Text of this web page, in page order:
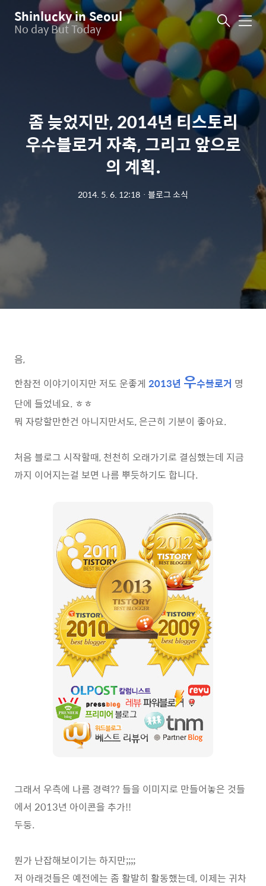
Shinlucky in Seoul
No day But Today 메
뉴
좀 늦었지만, 2014년 티스토리
우수블로거 자축, 그리고 앞으로
의 계획.
2014. 5. 6. 12:18 ㆍ 블로그 소식
음,
한참전 이야기이지만 저도 운좋게 2013년 우수블로거 명
단에 들었네요. ㅎㅎ
뭐 자랑할만한건 아니지만서도, 은근히 기분이 좋아요.
처음 블로그 시작할때, 천천히 오래가기로 결심했는데 지금
까지 이어지는걸 보면 나름 뿌듯하기도 합니다.
그래서 우측에 나름 경력?? 들을 이미지로 만들어놓은 것들
에서 2013년 아이콘을 추가!!
두둥.
뭔가 난잡해보이기는 하지만;;;;
저 아래것들은 예전에는 좀 활발히 활동했는데, 이제는 귀차